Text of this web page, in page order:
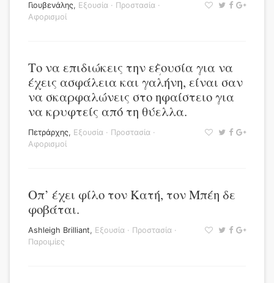
Γιουβενάλης, Εξουσία · Προστασία ·
Αφορισμοί
Το να επιδιώκεις την εξουσία για να
έχεις ασφάλεια και γαλήνη, είναι σαν
να σκαρφαλώνεις στο ηφαίστειο για
να κρυφτείς από τη θύελλα.
Πετράρχης, Εξουσία · Προστασία ·
Αφορισμοί
Οπ’ έχει φίλο τον Κατή, τον Μπέη δε
φοβάται.
Ashleigh Brilliant, Εξουσία · Προστασία ·
Παροιμίες